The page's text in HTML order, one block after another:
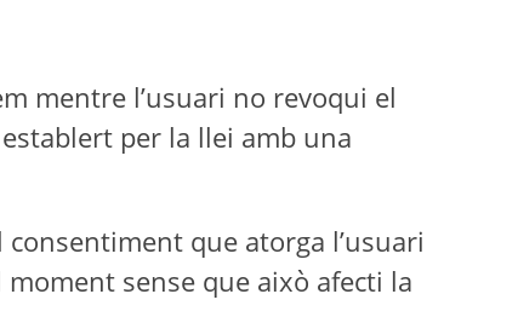
mentre l’usuari no revoqui el
per la llei amb una
que atorga l’usuari
sense que això afecti la